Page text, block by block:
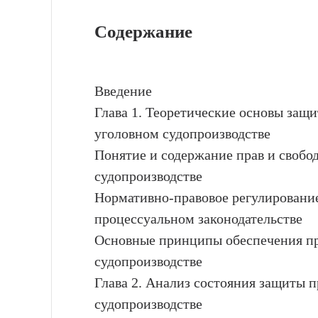
Содержание
Введение
Глава 1. Теоретические основы
уголовном судопроизводстве
Понятие и содержание прав и
судопроизводстве
Нормативно-правовое
процессуальном законодательстве
Основные принципы обеспечения
судопроизводстве
Глава 2. Анализ состояния защиты
судопроизводстве